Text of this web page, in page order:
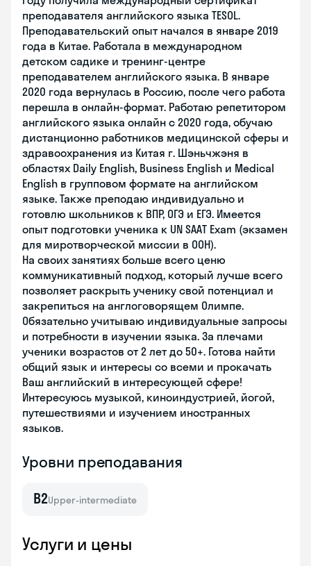
преподавателя английского языка TESOL.
Преподавательский опыт начался в январе 2019
года в Китае. Работала в международном
детском садике и тренинг-центре
преподавателем английского языка. В январе
2020 года вернулась в Россию, после чего работа
перешла в онлайн-формат. Работаю репетитором
английского языка онлайн с 2020 года, обучаю
дистанционно работников медицинской сферы и
здравоохранения из Китая г. Шэньчжэня в
областях Daily English, Business English и Medical
English в групповом формате на английском
языке. Также преподаю индивидуально и
готовлю школьников к ВПР, ОГЭ и ЕГЭ. Имеется
опыт подготовки ученика к UN SAAT Exam (экзамен
для миротворческой миссии в ООН).
На своих занятиях больше всего ценю
коммуникативный подход, который лучше всего
позволяет раскрыть ученику свой потенциал и
закрепиться на англоговорящем Олимпе.
Обязательно учитываю индивидуальные запросы
и потребности в изучении языка. За плечами
ученики возрастов от 2 лет до 50+. Готова найти
общий язык и интересы со всеми и прокачать
Ваш английский в интересующей сфере!
Интересуюсь музыкой, киноиндустрией, йогой,
путешествиями и изучением иностранных
языков.
Уровни преподавания
B2Upper-intermediate
Услуги и цены